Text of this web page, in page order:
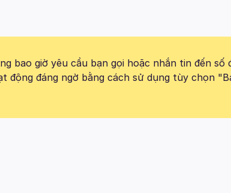
bao giờ yêu cầu bạn gọi hoặc nhắn tin đến số
động đáng ngờ bằng cách sử dụng tùy chọn